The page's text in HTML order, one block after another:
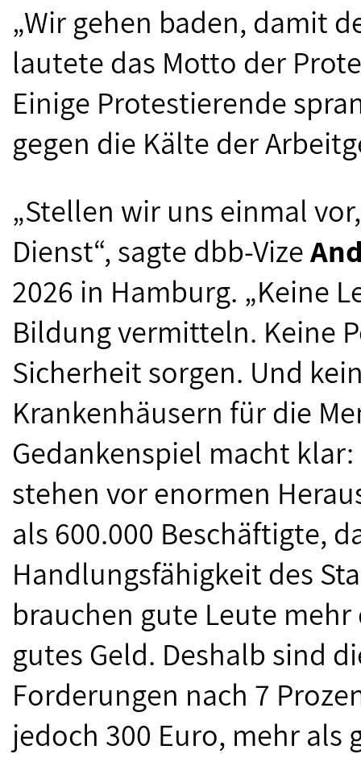
„Wir gehen baden, damit
lautete das Motto der
Einige Protestierende
gegen die Kälte der
„Stellen wir uns einmal
Dienst“, sagte dbb-Vize
2026 in Hamburg. „Keine
Bildung vermitteln. Keine
Sicherheit sorgen. Und
Krankenhäusern für die
Gedankenspiel macht
stehen vor enormen
als 600.000 Beschäftigte,
Handlungsfähigkeit des
brauchen gute Leute
gutes Geld. Deshalb sind
Forderungen nach 7
jedoch 300 Euro, mehr als